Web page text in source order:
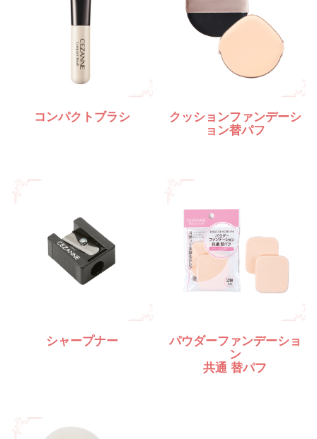
コンパクトブラシ
クッションファンデーシ
ョン替パフ
シャープナー
パウダーファンデーショ
ン
共通 替パフ